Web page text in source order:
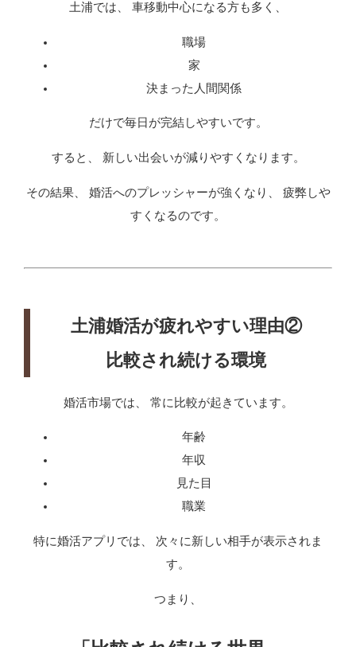
土浦では、 車移動中心になる方も多く、
職場
家
決まった人間関係
だけで毎日が完結しやすいです。
すると、 新しい出会いが減りやすくなります。
その結果、 婚活へのプレッシャーが強くなり、 疲弊しや
すくなるのです。
土浦婚活が疲れやすい理由②
比較され続ける環境
婚活市場では、 常に比較が起きています。
年齢
年収
見た目
職業
特に婚活アプリでは、 次々に新しい相手が表示されま
す。
つまり、